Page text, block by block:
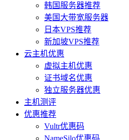
韩国服务器推荐
美国大带宽服务器
日本VPS推荐
新加坡VPS推荐
云主机优惠
虚拟主机优惠
证书域名优惠
独立服务器优惠
主机测评
优惠推荐
Vultr优惠码
NameSilo优惠码